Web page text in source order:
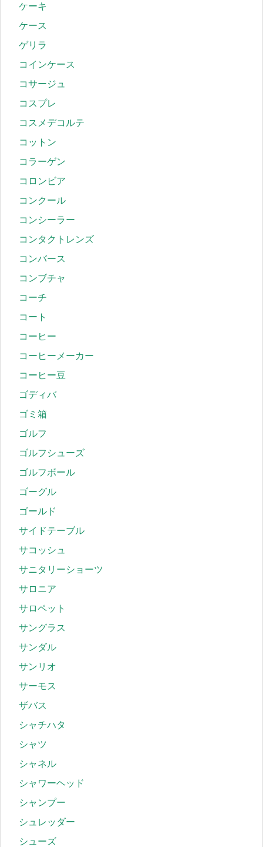
ケーキ
ケース
ゲリラ
コインケース
コサージュ
コスプレ
コスメデコルテ
コットン
コラーゲン
コロンビア
コンクール
コンシーラー
コンタクトレンズ
コンバース
コンブチャ
コーチ
コート
コーヒー
コーヒーメーカー
コーヒー豆
ゴディバ
ゴミ箱
ゴルフ
ゴルフシューズ
ゴルフボール
ゴーグル
ゴールド
サイドテーブル
サコッシュ
サニタリーショーツ
サロニア
サロペット
サングラス
サンダル
サンリオ
サーモス
ザバス
シャチハタ
シャツ
シャネル
シャワーヘッド
シャンプー
シュレッダー
シューズ